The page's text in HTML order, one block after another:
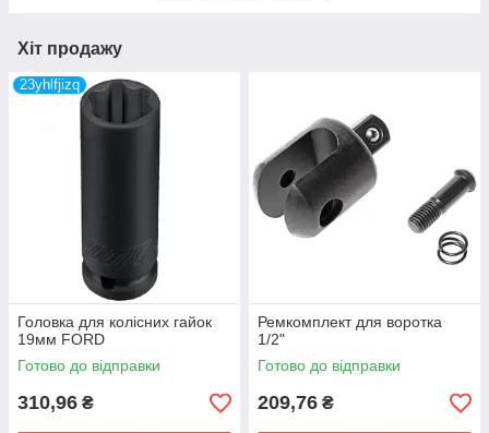
Хіт продажу
23yhlfjizq
Головка для колісних гайок
19мм FORD
Готово до відправки
310,96 ₴
Ремкомплект для воротка
1/2"
Готово до відправки
209,76 ₴